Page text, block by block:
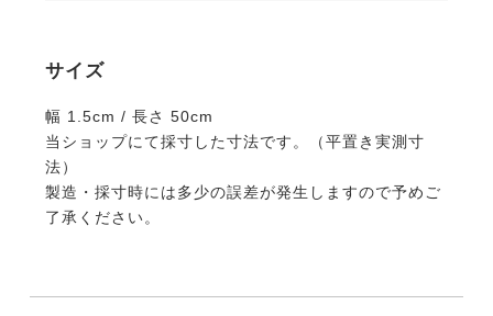
サイズ
幅 1.5cm / 長さ 50cm
当ショップにて採寸した寸法です。（平置き実測寸
法）
製造・採寸時には多少の誤差が発生しますので予めご
了承ください。